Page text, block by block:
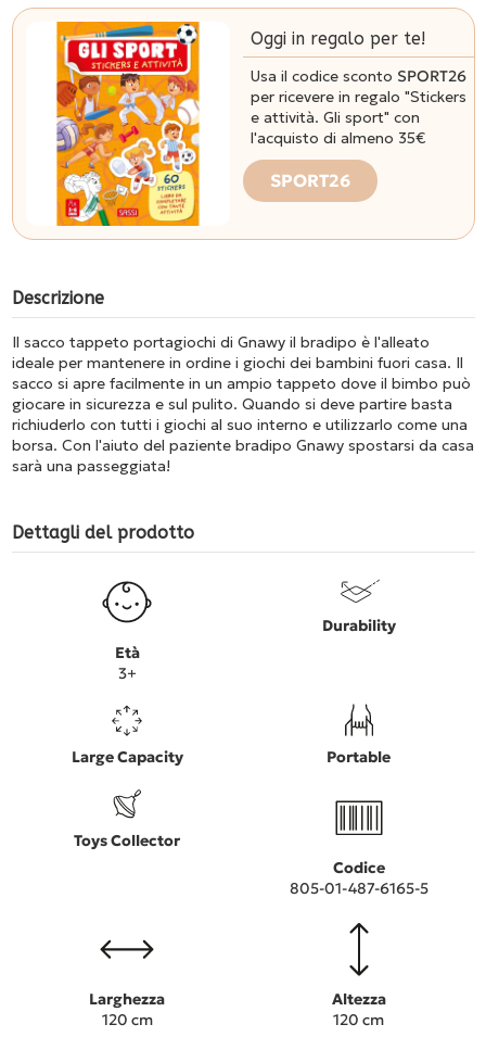
Oggi in regalo per te!
Usa il codice sconto SPORT26
per ricevere in regalo "Stickers
e attività. Gli sport" con
l'acquisto di almeno 35€
SPORT26
Descrizione
Il sacco tappeto portagiochi di Gnawy il bradipo è l'alleato
ideale per mantenere in ordine i giochi dei bambini fuori casa. Il
sacco si apre facilmente in un ampio tappeto dove il bimbo può
giocare in sicurezza e sul pulito. Quando si deve partire basta
richiuderlo con tutti i giochi al suo interno e utilizzarlo come una
borsa. Con l'aiuto del paziente bradipo Gnawy spostarsi da casa
sarà una passeggiata!
Dettagli del prodotto
Età
3+
Durability
Large Capacity Portable
Toys Collector
Codice
805-01-487-6165-5
Larghezza
120 cm
Altezza
120 cm